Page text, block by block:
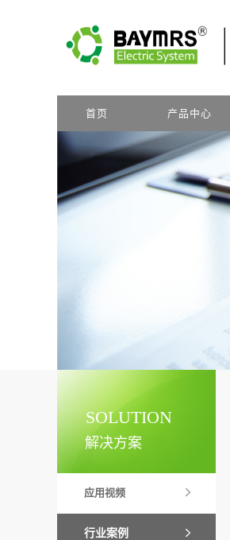
首页 产品中心
解决方案
SOLUTION
应用视频
行业案例